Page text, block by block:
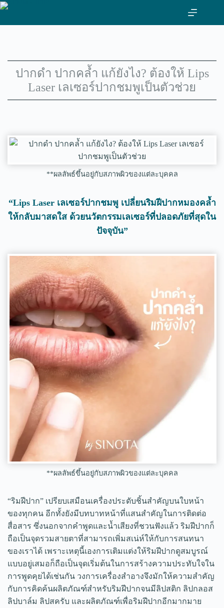
ข้าม
ปากดำ ปากคล้ำ แก้ยังไง? ต้องให้ Lips
Laser เลเซอร์ปากชมพูเป็นตัวช่วย
**ผลลัพธ์ขึ้นอยู่กับสภาพผิวของแต่ละบุคคล
“Lips Laser เลเซอร์ปากชมพู เปลี่ยนริมฝีปากหมองคล้ำ
ให้กลับมาสดใส ด้วยนวัตกรรมเลเซอร์ที่ปลอดภัยที่สุดใน
ปัจจุบัน”
**ผลลัพธ์ขึ้นอยู่กับสภาพผิวของแต่ละบุคคล
“ริมฝีปาก” เปรียบเสมือนเครื่องประดับชิ้นสำคัญบนใบหน้า
ของทุกคน อีกทั้งยังมีบทบาทหน้าที่แสนสำคัญในการติดต่อ
สื่อสาร ซึ่งนอกจากคำพูดและน้ำเสียงที่ชวนฟังแล้ว ริมฝีปากก็
ถือเป็นจุดรวมสายตาที่สามารถเพิ่มสเน่ห์ให้กับการสนทนา
ของเราได้ เพราะเหตุนี้เองการเติมแต่งให้ริมฝีปากดูสมบูรณ์
แบบอยู่เสมอก็ถือเป็นจุดเริ่มต้นในการสร้างความประทับใจใน
การพูดคุยได้เช่นกัน วงการเครื่องสำอางจึงมักให้ความสำคัญ
กับการคิดค้นผลิตภัณฑ์สำหรับริมฝีปากจนมีลิปสติก ลิปกลอส
ลิปบาล์ม ลิปสครับ และผลิตภัณฑ์เพื่อริมฝีปากอีกมากมาย